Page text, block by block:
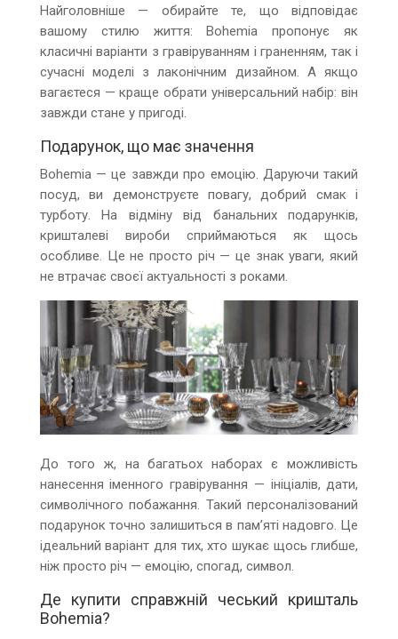
Найголовніше — обирайте те, що відповідає
вашому стилю життя: Bohemia пропонує як
класичні варіанти з гравіруванням і граненням, так і
сучасні моделі з лаконічним дизайном. А якщо
вагаєтеся — краще обрати універсальний набір: він
завжди стане у пригоді.
Подарунок, що має значення
Bohemia — це завжди про емоцію. Даруючи такий
посуд, ви демонструєте повагу, добрий смак і
турботу. На відміну від банальних подарунків,
кришталеві вироби сприймаються як щось
особливе. Це не просто річ — це знак уваги, який
не втрачає своєї актуальності з роками.
До того ж, на багатьох наборах є можливість
нанесення іменного гравірування — ініціалів, дати,
символічного побажання. Такий персоналізований
подарунок точно залишиться в пам’яті надовго. Це
ідеальний варіант для тих, хто шукає щось глибше,
ніж просто річ — емоцію, спогад, символ.
Де купити справжній чеський кришталь
Bohemia?